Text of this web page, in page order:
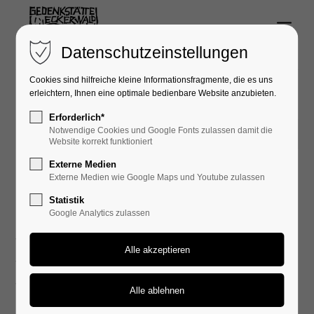
Login
Passwort
Anmelden
Lost your password?
Menu
23.04.1989 17:37
Gedenkfeier am 23. April 1989
Die Hölle entspringt aus uns Menschen,
wenn wir Fremde und Gedrückte allein lassen,
wenn wir den Nachteil fliehen,
wenn wir um jeden Preis den Vorteil für uns nehmen.
Datenschutzeinstellungen
Cookies sind hilfreiche kleine Informationsfragmente, die es uns
erleichtern, Ihnen eine optimale bedienbare Website anzubieten.
Erforderlich*
Notwendige Cookies und Google Fonts zulassen damit die
Website korrekt funktioniert
Externe Medien
Externe Medien wie Google Maps und Youtube zulassen
Statistik
Google Analytics zulassen